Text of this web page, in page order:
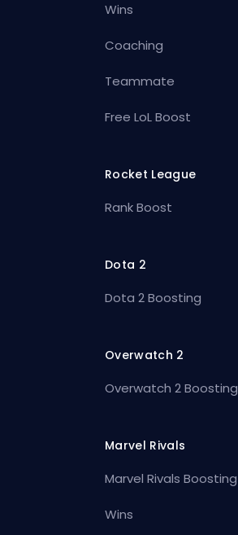
Wins
Coaching
Teammate
Free LoL Boost
Rocket League
Rank Boost
Dota 2
Dota 2 Boosting
Overwatch 2
Overwatch 2 Boosting
Marvel Rivals
Marvel Rivals Boosting
Wins